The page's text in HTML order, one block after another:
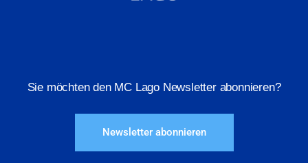
Sie möchten den MC Lago Newsletter abonnieren?
Newsletter abonnieren